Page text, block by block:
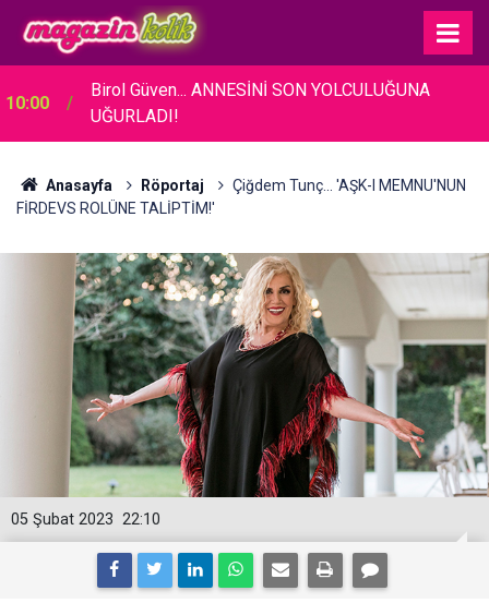
10:00
Birol Güven... ANNESİNİ SON YOLCULUĞUNA
UĞURLADI!
Anasayfa Röportaj
Çiğdem Tunç... 'AŞK-I MEMNU'NUN
FİRDEVS ROLÜNE TALİPTİM!'
22:10
05 Şubat 2023